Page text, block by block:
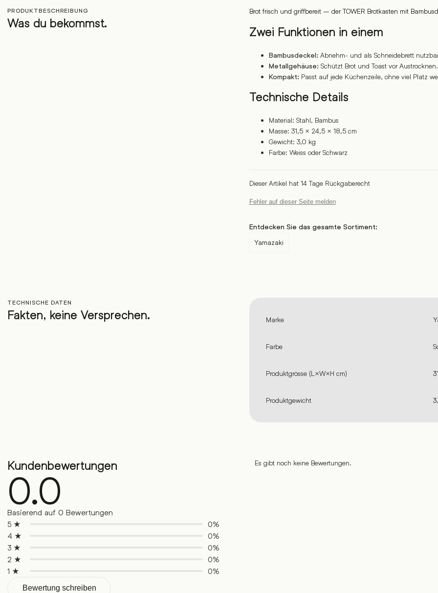
PRODUKTBESCHREIBUNG
Was du bekommst.
Brot frisch und griffbereit – der TOWER Brotkasten mit
Zwei Funktionen in einem
Bambusdeckel: Abnehm- und als Schneidebrett
Metallgehäuse: Schützt Brot und Toast vor Austrocknen.
Kompakt: Passt auf jede Küchenzeile, ohne viel Platz
Technische Details
Material: Stahl, Bambus
Masse: 31,5 × 24,5 × 18,5 cm
Gewicht: 3,0 kg
Farbe: Weiss oder Schwarz
Dieser Artikel hat 14 Tage Rückgaberecht
Fehler auf dieser Seite melden
Entdecken Sie das gesamte Sortiment:
Yamazaki
TECHNISCHE DATEN
Fakten, keine Versprechen. Marke
Farbe
Produktgrösse (L×W×H cm)
Produktgewicht
Kundenbewertungen
0.0
Basierend auf 0 Bewertungen
5 ★
0%
4 ★
0%
3 ★
0%
2 ★
0%
1 ★
0%
Bewertung schreiben
Es gibt noch keine Bewertungen.